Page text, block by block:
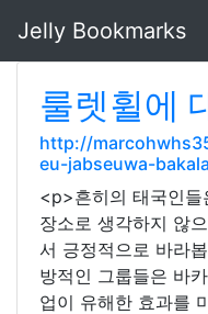
Jelly Bookmarks
룰렛휠에
http://
eu-jabseuwa-
<p>흔히의 태국인들
장소로 생각하지 않
서 긍정적으로 바라
방적인 그룹들은 바
업이 유해한 효과를